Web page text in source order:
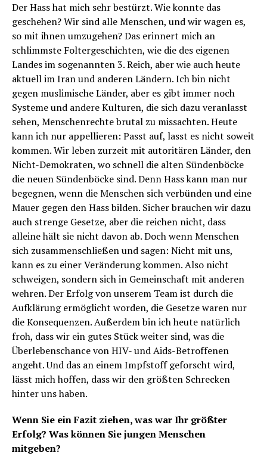
Der Hass hat mich sehr bestürzt. Wie konnte das
geschehen? Wir sind alle Menschen, und wir wagen es,
so mit ihnen umzugehen? Das erinnert mich an
schlimmste Foltergeschichten, wie die des eigenen
Landes im sogenannten 3. Reich, aber wie auch heute
aktuell im Iran und anderen Ländern. Ich bin nicht
gegen muslimische Länder, aber es gibt immer noch
Systeme und andere Kulturen, die sich dazu veranlasst
sehen, Menschenrechte brutal zu missachten. Heute
kann ich nur appellieren: Passt auf, lasst es nicht soweit
kommen. Wir leben zurzeit mit autoritären Länder, den
Nicht-Demokraten, wo schnell die alten Sündenböcke
die neuen Sündenböcke sind. Denn Hass kann man nur
begegnen, wenn die Menschen sich verbünden und eine
Mauer gegen den Hass bilden. Sicher brauchen wir dazu
auch strenge Gesetze, aber die reichen nicht, dass
alleine hält sie nicht davon ab. Doch wenn Menschen
sich zusammenschließen und sagen: Nicht mit uns,
kann es zu einer Veränderung kommen. Also nicht
schweigen, sondern sich in Gemeinschaft mit anderen
wehren. Der Erfolg von unserem Team ist durch die
Aufklärung ermöglicht worden, die Gesetze waren nur
die Konsequenzen. Außerdem bin ich heute natürlich
froh, dass wir ein gutes Stück weiter sind, was die
Überlebenschance von HIV- und Aids-Betroffenen
angeht. Und das an einem Impfstoff geforscht wird,
lässt mich hoffen, dass wir den größten Schrecken
hinter uns haben.
Wenn Sie ein Fazit ziehen, was war Ihr größter
Erfolg? Was können Sie jungen Menschen
mitgeben?